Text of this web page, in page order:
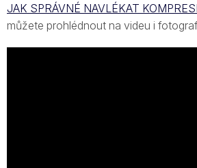
JAK SPRÁVNÉ NAVLÉKAT
můžete prohlédnout na videu i